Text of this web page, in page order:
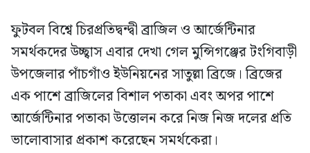
ফুটবল বিশ্বে চিরপ্রতিদ্বন্দ্বী ব্রাজিল ও আর্জেন্টিনার
সমর্থকদের উচ্ছ্বাস এবার দেখা গেল মুন্সিগঞ্জের টংগিবাড়ী
উপজেলার পাঁচগাঁও ইউনিয়নের সাতুল্লা ব্রিজে। ব্রিজের
এক পাশে ব্রাজিলের বিশাল পতাকা এবং অপর পাশে
আর্জেন্টিনার পতাকা উত্তোলন করে নিজ নিজ দলের প্রতি
ভালোবাসার প্রকাশ করেছেন সমর্থকেরা।